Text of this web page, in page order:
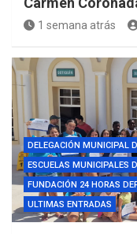
1 semana atrás
DELEGACIÓN MUNICIPAL
ESCUELAS MUNICIPALES
FUNDACIÓN 24 HORAS
ULTIMAS ENTRADAS